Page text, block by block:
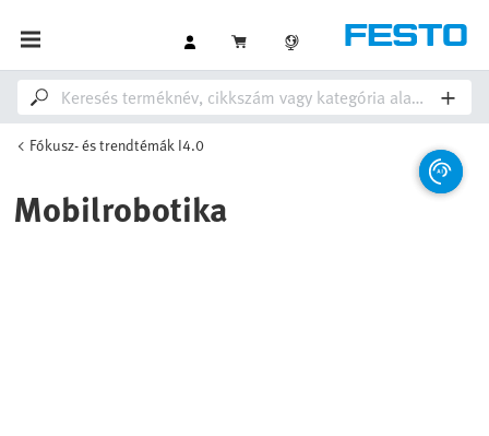
Fókusz- és trendtémák I4.0
Mobilrobotika